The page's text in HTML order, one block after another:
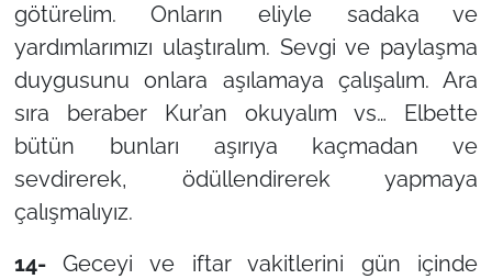
götürelim. Onların eliyle sadaka ve
yardımlarımızı ulaştıralım. Sevgi ve paylaşma
duygusunu onlara aşılamaya çalışalım. Ara
sıra beraber Kur’an okuyalım vs… Elbette
bütün bunları aşırıya kaçmadan ve
sevdirerek, ödüllendirerek yapmaya
çalışmalıyız.
14-Geceyi ve iftar vakitlerini gün içinde